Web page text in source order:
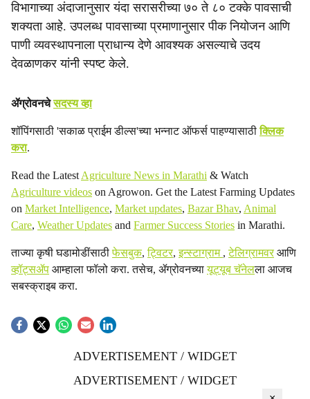
विभागाच्या अंदाजानुसार यंदा सरासरीच्या ७० ते ८० टक्के पावसाची
शक्यता आहे. उपलब्ध पावसाच्या प्रमाणानुसार पीक नियोजन आणि
पाणी व्यवस्थापनाला प्राधान्य देणे आवश्यक असल्याचे उदय
देवळाणकर यांनी स्पष्ट केले.
ॲग्रोवनचेसदस्य व्हा
शॉपिंगसाठी 'सकाळ प्राईम डील्स'च्या भन्नाट ऑफर्स पाहण्यासाठीक्लिक
करा.
Read the Latest Agriculture News in Marathi & Watch
Agriculture videos on Agrowon. Get the Latest Farming Updates
on Market Intelligence, Market updates, Bazar Bhav, Animal
Care, Weather Updates and Farmer Success Stories in Marathi.
ताज्या कृषी घडामोडींसाठीफेसबुक,ट्विटर,इन्स्टाग्राम ,टेलिग्रामवरआणि
व्हॉट्सॲप आम्हाला फॉलो करा. तसेच, ॲग्रोवनच्यायूट्यूब चॅनेलला आजच
सबस्क्राइब करा.
ADVERTISEMENT / WIDGET
ADVERTISEMENT / WIDGET